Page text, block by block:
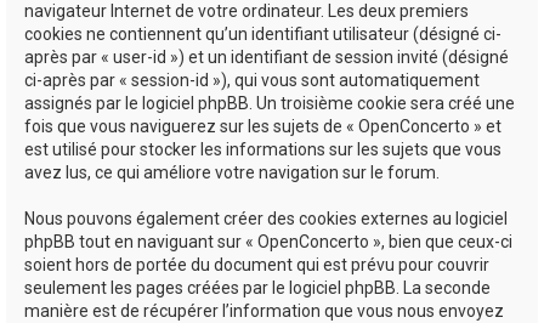
navigateur Internet de votre ordinateur. Les deux premiers
cookies ne contiennent qu’un identifiant utilisateur (désigné ci-
après par « user-id ») et un identifiant de session invité (désigné
ci-après par « session-id »), qui vous sont automatiquement
assignés par le logiciel phpBB. Un troisième cookie sera créé une
fois que vous naviguerez sur les sujets de « OpenConcerto » et
est utilisé pour stocker les informations sur les sujets que vous
avez lus, ce qui améliore votre navigation sur le forum.
Nous pouvons également créer des cookies externes au logiciel
phpBB tout en naviguant sur « OpenConcerto », bien que ceux-ci
soient hors de portée du document qui est prévu pour couvrir
seulement les pages créées par le logiciel phpBB. La seconde
manière est de récupérer l’information que vous nous envoyez